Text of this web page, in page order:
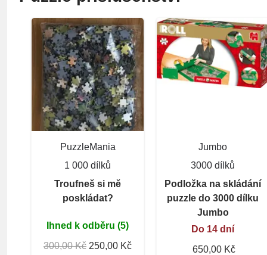
PuzzleMania
1 000 dílků
Troufneš si mě
poskládat?
Ihned k odběru (5)
300,00 Kč 250,00 Kč
Jumbo
3000 dílků
Podložka na skládání
puzzle do 3000 dílku
Jumbo
Do 14 dní
650,00 Kč